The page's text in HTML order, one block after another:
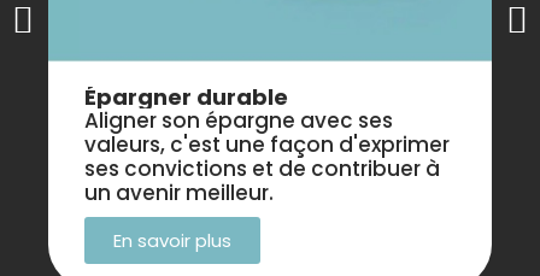
Épargner durable
Aligner son épargne avec ses
valeurs, c'est une façon d'exprimer
ses convictions et de contribuer à
un avenir meilleur.
En savoir plus